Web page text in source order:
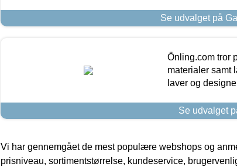
Se udvalget på
Önling.com tror
materialer samt
laver og
Se udvalget
Vi har gennemgået de mest populære webshops og
prisniveau, sortimentstørrelse, kundeservice,